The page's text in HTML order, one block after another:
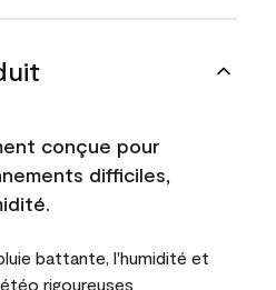
conçue pour
difficiles,
battante, l'humidité et
rigoureuses